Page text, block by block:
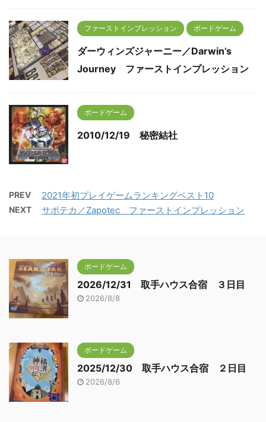
ファーストインプレッション ボードゲーム
ダーウィンズジャーニー／Darwin’s
Journey ファーストインプレッション
ボードゲーム
2010/12/19 秘密結社
PREV 2021年初プレイゲームランキングベスト10
NEXT サポテカ／Zapotec ファーストインプレッション
ボードゲーム
2026/12/31 取手ハウス合宿 ３日目
2026/8/8
ボードゲーム
2025/12/30 取手ハウス合宿 ２日目
2026/8/6